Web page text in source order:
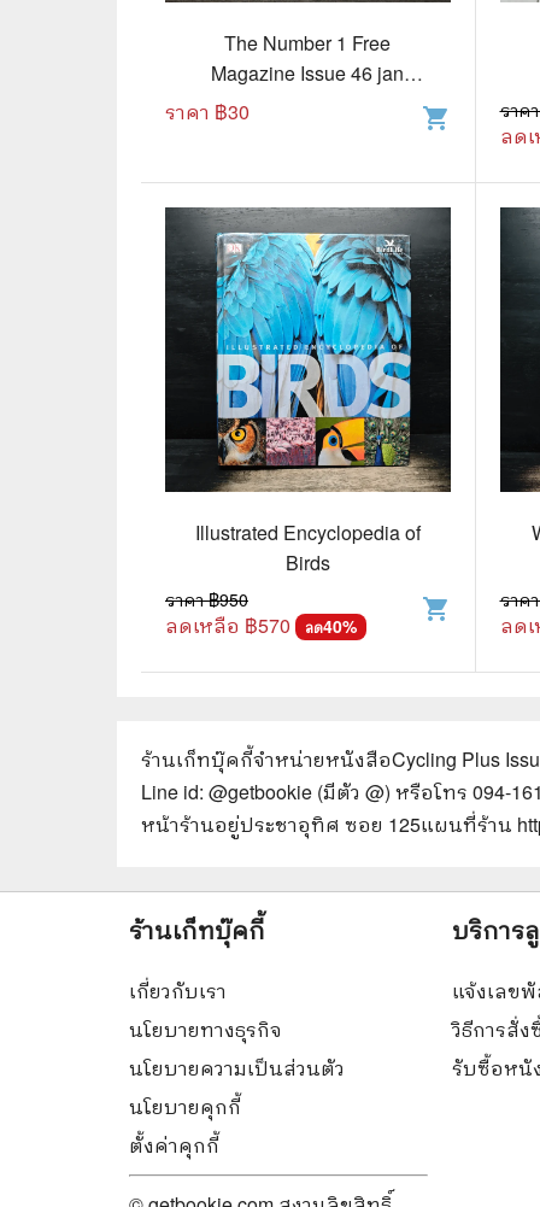
The Number 1 Free
Magazine Issue 46 jan
ราคา ฿30 shopping_cart ราค
ลด
Illustrated Encyclopedia of
Birds
ราคา ฿950
ลดเหลือ ฿570 ลด40%
shopping_cart ราค
ลด
ร้านเก็ทบุ๊คกี้จำหน่ายหนังสือCycling Plus
Line id: @getbookie (มีตัว @) หรือโทร
หน้าร้านอยู่ประชาอุทิศ ซอย 125แผนที่ร้าน
🔍 สืบสวน สอบสวน
⚔️ แอ็คชั่น ต่อสู้
😀 ตลก สนุกสนาน
นิยาย วรรณกรรม
ร้านเก็ทบุ๊คกี้
เกี่ยวกับเรา
นโยบายทางธุรกิจ
นโยบายความเป็นส่วนตัว
นโยบายคุกกี้
ตั้งค่าคุกกี้
บริการ
แจ้งเลข
วิธีการสั่ง
รับซื้อหนั